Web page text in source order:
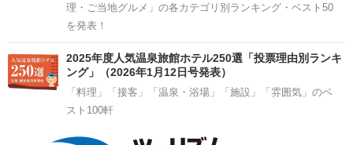
理・ご当地グルメ」の各カテゴリ別ランキング・ベスト50
を発表！
2025年度人気温泉旅館ホテル250選「投票理由別ランキ
ング」（2026年1月12日号発表）
「料理」「接客」「温泉・浴場」「施設」「雰囲気」のベ
スト100軒